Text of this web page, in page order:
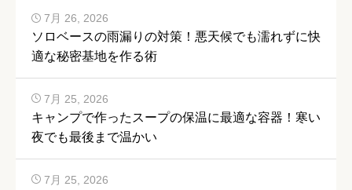
ソロベースの雨漏りの対策！悪天候でも濡れずに快
適な秘密基地を作る術
7月 26, 2026
キャンプで作ったスープの保温に最適な容器！寒い
夜でも最後まで温かい
7月 25, 2026
7月 25, 2026